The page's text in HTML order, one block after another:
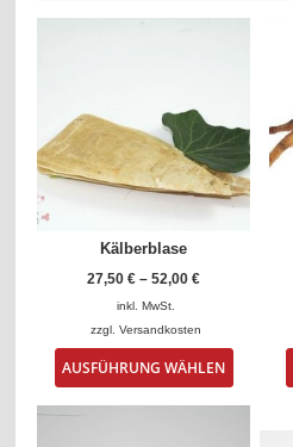
Kälberblase
27,50€ –52,00€
inkl. MwSt.
zzgl.Versandkosten
AUSFÜHRUNG WÄHLEN
Dieses